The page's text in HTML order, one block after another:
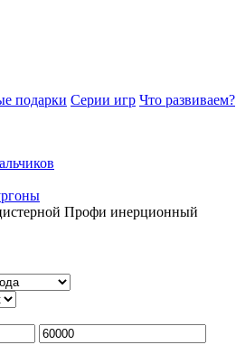
подарки Серии игр Что развиваем?
Профи инерционный